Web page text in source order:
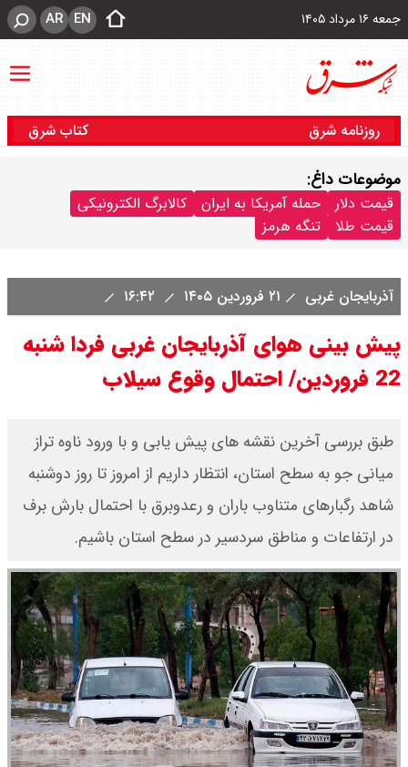
جمعه ۱۶ مرداد ۱۴۰۵ EN
AR
روزنامه شرق کتاب شرق
موضوعات داغ:
قیمت دلار حمله آمریکا به ایران
کالابرگ الکترونیکی
قیمت طلا
تنگه هرمز
آذربایجان غربی ۲۱ فروردین ۱۴۰۵
پیش بینی هوای آذربایجان غربی فردا شنبه
22 فروردین/ احتمال وقوع سیلاب
طبق بررسی آخرین نقشه های پیش یابی و با ورود ناوه تراز
میانی جو به سطح استان، انتظار داریم از امروز تا روز دوشنبه
شاهد رگبارهای متناوب باران و رعدوبرق با احتمال بارش برف
در ارتفاعات و مناطق سردسیر در سطح استان باشیم.